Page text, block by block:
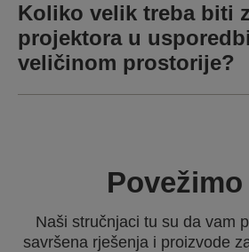
Koliko velik treba biti
projektora u
veličinom prostorije?
Povežimo
Naši stručnjaci tu su da vam
savršena rješenja i proizvode